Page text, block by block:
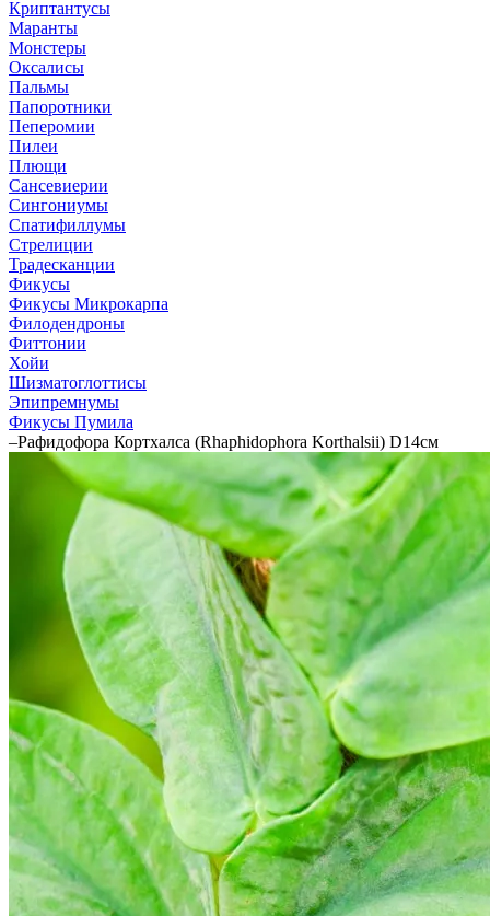
Криптантусы
Маранты
Монстеры
Оксалисы
Пальмы
Папоротники
Пеперомии
Пилеи
Плющи
Сансевиерии
Сингониумы
Спатифиллумы
Стрелиции
Традесканции
Фикусы
Фикусы Микрокарпа
Филодендроны
Фиттонии
Хойи
Шизматоглоттисы
Эпипремнумы
Фикусы Пумила
–Рафидофора Кортхалса (Rhaphidophora Korthalsii) D14см